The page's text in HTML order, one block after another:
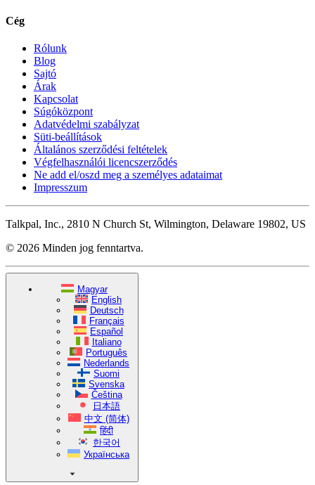
Cég
Rólunk
Blog
Sajtó
Árak
Kapcsolat
Súgóközpont
Adatvédelmi szabályzat
Süti-beállítások
Általános szerződési feltételek
Végfelhasználói licencszerződés
Ne add el/oszd meg a személyes adataimat
Impresszum
Talkpal, Inc., 2810 N Church St, Wilmington, Delaware 19802, US
© 2026 Minden jog fenntartva.
Magyar
English
Deutsch
Français
Español
Italiano
Português
Nederlands
Suomi
Svenska
Čeština
日本語
中文 (简体)
हिंदी
한국어
Українська